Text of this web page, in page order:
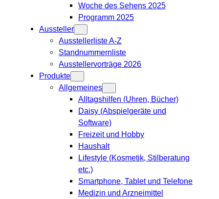
Woche des Sehens 2025
Programm 2025
Aussteller
Ausstellerliste A-Z
Standnummernliste
Ausstellervorträge 2026
Produkte
Allgemeines
Alltagshilfen (Uhren, Bücher)
Daisy (Abspielgeräte und
Software)
Freizeit und Hobby
Haushalt
Lifestyle (Kosmetik, Stilberatung
etc.)
Smartphone, Tablet und Telefone
Medizin und Arzneimittel